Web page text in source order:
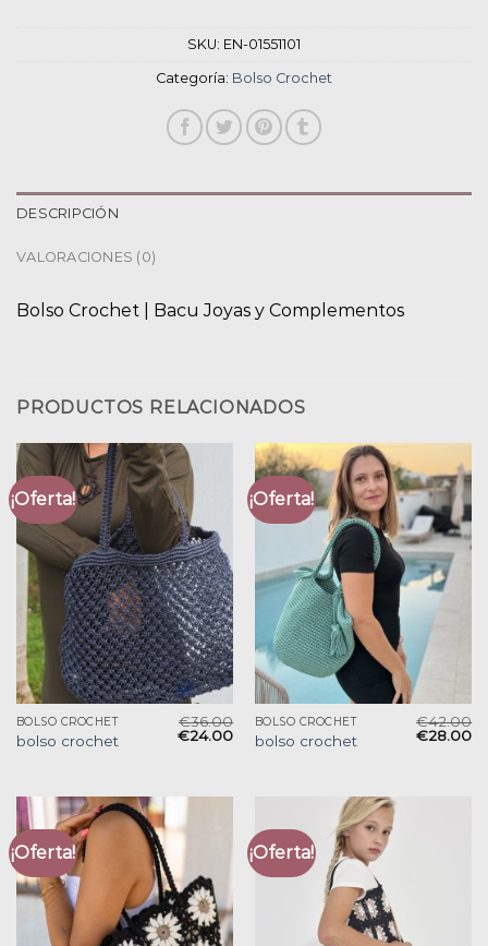
SKU: EN-01551101
Categoría: Bolso Crochet
DESCRIPCIÓN
VALORACIONES (0)
Bolso Crochet | Bacu Joyas y Complementos
PRODUCTOS RELACIONADOS
¡Oferta!
BOLSO CROCHET
bolso crochet
€36.00
€24.00
¡Oferta!
BOLSO CROCHET
bolso crochet
€42.00
€28.00
¡Oferta! ¡Oferta!